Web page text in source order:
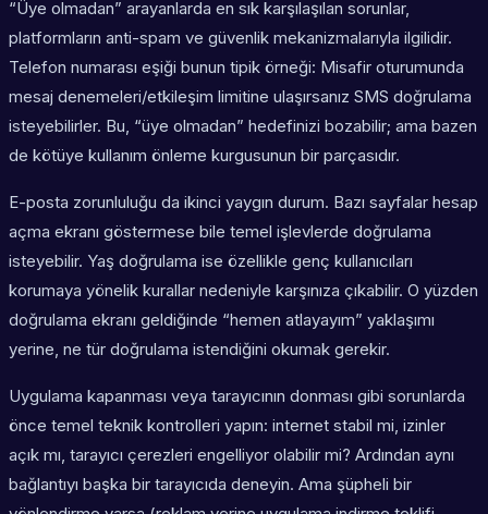
“Üye olmadan” arayanlarda en sık karşılaşılan sorunlar,
platformların anti-spam ve güvenlik mekanizmalarıyla ilgilidir.
Telefon numarası eşiği bunun tipik örneği: Misafir oturumunda
mesaj denemeleri/etkileşim limitine ulaşırsanız SMS doğrulama
isteyebilirler. Bu, “üye olmadan” hedefinizi bozabilir; ama bazen
de kötüye kullanım önleme kurgusunun bir parçasıdır.
E-posta zorunluluğu da ikinci yaygın durum. Bazı sayfalar hesap
açma ekranı göstermese bile temel işlevlerde doğrulama
isteyebilir. Yaş doğrulama ise özellikle genç kullanıcıları
korumaya yönelik kurallar nedeniyle karşınıza çıkabilir. O yüzden
doğrulama ekranı geldiğinde “hemen atlayayım” yaklaşımı
yerine, ne tür doğrulama istendiğini okumak gerekir.
Uygulama kapanması veya tarayıcının donması gibi sorunlarda
önce temel teknik kontrolleri yapın: internet stabil mi, izinler
açık mı, tarayıcı çerezleri engelliyor olabilir mi? Ardından aynı
bağlantıyı başka bir tarayıcıda deneyin. Ama şüpheli bir